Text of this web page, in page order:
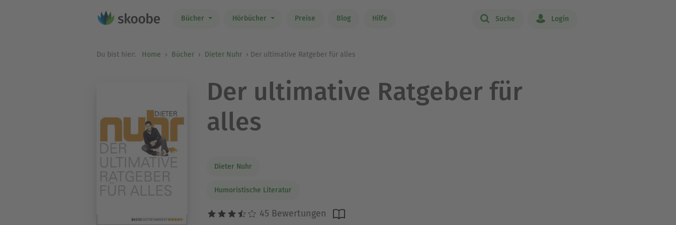
Bücher Hörbücher Preise Blog Hilfe Suche Login
Du bist hier: Home Bücher Dieter Nuhr Der ultimative Ratgeber für alles
Der ultimative Ratgeber für
alles
Dieter Nuhr
Humoristische Literatur
45 Bewertungen